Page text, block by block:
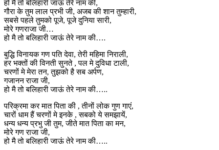
हो मै तो बलिहारी जाऊ तेरे नाम की,
गौरा के तुम लाल प्रभी जी, अजब की शान तुम्हारी,
सबसे पहले तुमको पूजे, पूजे दुनिया सारी,
मोरे गणराजा जी…
हो मै तो बलिहारी जाऊं तेरे नाम की….
बुद्धि विनायक गण पति देवा, तेरी महिमा निराली,
हर भक्तों की विनती सुनते , पल मे दुविधा टाली,
चरणों मे मेरा तन, तुझको है सब अर्पण,
गजानन राजा जी,
हो मै तो बलिहारी जाऊं तेरे नाम की…..
परिक्रमा कर मात पिता की , तीनों लोक गुण गाएं,
चारों धाम हैं चरणों मे इनके , सबको ये समझायें,
धन्य धन्य प्रभु जी तुम, जीते मात पिता का मन,
मोरे गण राजा जी,
हो मै तो बलिहारी जाऊं तेरे नाम की…..